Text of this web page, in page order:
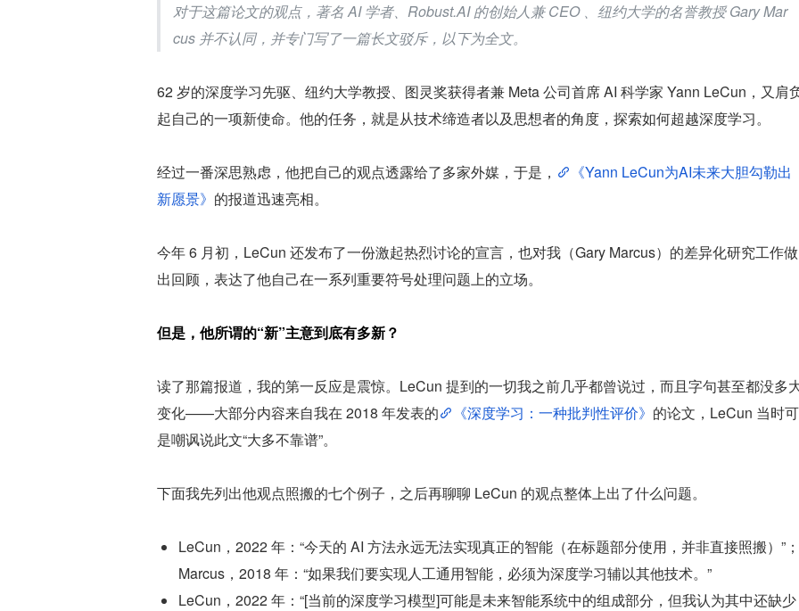
对于这篇论文的观点，著名 AI 学者、Robust.AI 的创始人兼 CEO 、纽约大学的名誉教授 Gary Mar
cus 并不认同，并专门写了一篇长文驳斥，以下为全文。
62 岁的深度学习先驱、纽约大学教授、图灵奖获得者兼 Meta 公司首席 AI 科学家 Yann LeCun，又肩
起自己的一项新使命。他的任务，就是从技术缔造者以及思想者的角度，探索如何超越深度学习。
经过一番深思熟虑，他把自己的观点透露给了多家外媒，于是，
《Yann LeCun为AI未来大胆勾勒出
新愿景》 的报道迅速亮相。
今年 6 月初，LeCun 还发布了一份激起热烈讨论的宣言，也对我（Gary Marcus）的差异化研究工作做
出回顾，表达了他自己在一系列重要符号处理问题上的立场。
但是，他所谓的“新”主意到底有多新？
读了那篇报道，我的第一反应是震惊。LeCun 提到的一切我之前几乎都曾说过，而且字句甚至都没多
变化——大部分内容来自我在 2018 年发表的
《深度学习：一种批判性评价》 的论文，LeCun 当时可
是嘲讽说此文“大多不靠谱”。
下面我先列出他观点照搬的七个例子，之后再聊聊 LeCun 的观点整体上出了什么问题。
LeCun，2022 年：“今天的 AI 方法永远无法实现真正的智能（在标题部分使用，并非直接照搬）”；
Marcus，2018 年：“如果我们要实现人工通用智能，必须为深度学习辅以其他技术。”
LeCun，2022 年：“[当前的深度学习模型]可能是未来智能系统中的组成部分，但我认为其中还缺少